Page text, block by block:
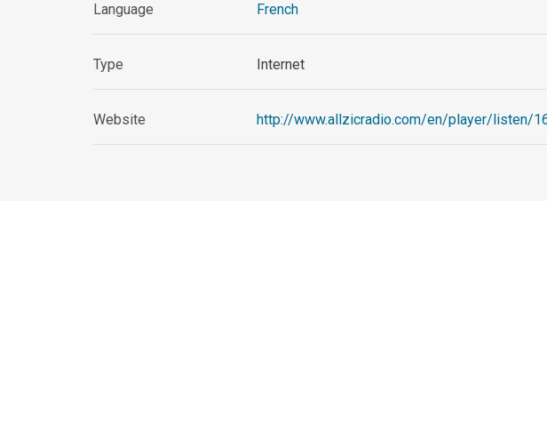
Language French
Type Internet
Website http://www.allzicradio.com/en/player/listen/